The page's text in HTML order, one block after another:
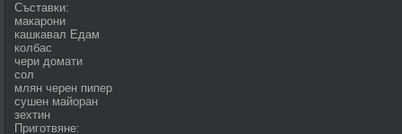
Съставки:
макарони
кашкавал Едам
колбас
чери домати
сол
млян черен пипер
сушен майоран
зехтин
Приготвяне: